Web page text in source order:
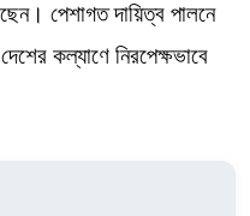
পেশাগত দায়িত্ব পালনে
কল্যাণে নিরপেক্ষভাবে